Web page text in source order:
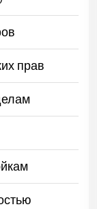
прав